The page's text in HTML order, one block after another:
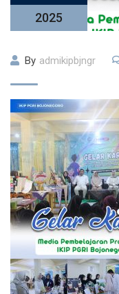
2025
By admikipbjngr